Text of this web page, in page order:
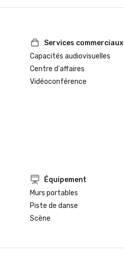
Services commerciaux
Capacités audiovisuelles
Centre d'affaires
Vidéoconférence
Équipement
Murs portables
Piste de danse
Scène